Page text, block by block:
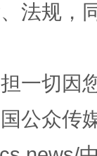
法规，
一切因
公众传